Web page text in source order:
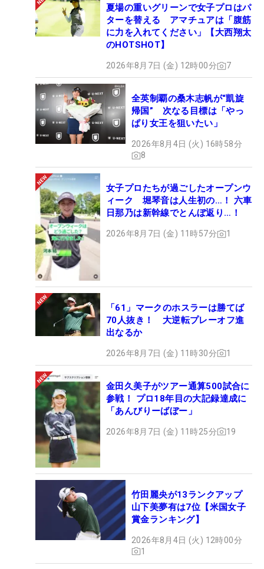
夏場の重いグリーンで女子プロはパ
ターを替える アマチュアは「腹筋
に力を入れてください」【大西翔太
のHOTSHOT】
2026年8月7日 (金) 12時00分 7
全英制覇の桑木志帆が“凱旋
帰国” 次なる目標は「やっ
ぱり女王を狙いたい」
2026年8月4日 (火) 16時58分
8
女子プロたちが過ごしたオープンウ
ィーク 堀琴音は人生初の…！ 六車
日那乃は新幹線でとんぼ返り…！
2026年8月7日 (金) 11時57分 1
「61」マークのホスラーは勝てば
70人抜き！ 大逆転プレーオフ進
出なるか
2026年8月7日 (金) 11時30分 1
金田久美子がツアー通算500試合に
参戦！ プロ18年目の大記録達成に
「あんびりーばぼー」
2026年8月7日 (金) 11時25分 19
竹田麗央が13ランクアップ
山下美夢有は7位【米国女子
賞金ランキング】
2026年8月4日 (火) 12時00分
1